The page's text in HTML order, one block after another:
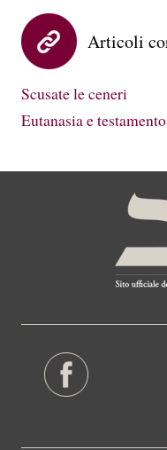
Articoli
Scusate le ceneri
Eutanasia e